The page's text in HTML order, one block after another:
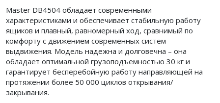
Master DB4504 обладает современными
характеристиками и обеспечивает стабильную работу
ящиков и плавный, равномерный ход, сравнимый по
комфорту с движением современных систем
выдвижения. Модель надежна и долговечна – она
обладает оптимальной грузоподъемностью 30 кг и
гарантирует бесперебойную работу направляющей на
протяжении более 50 000 циклов открывания/
закрывания.